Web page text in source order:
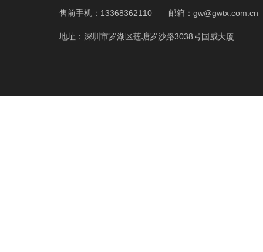
售前手机：13368362110 邮箱：gw@gwtx.com.cn
地址：深圳市罗湖区莲塘罗沙路3038号国威大厦